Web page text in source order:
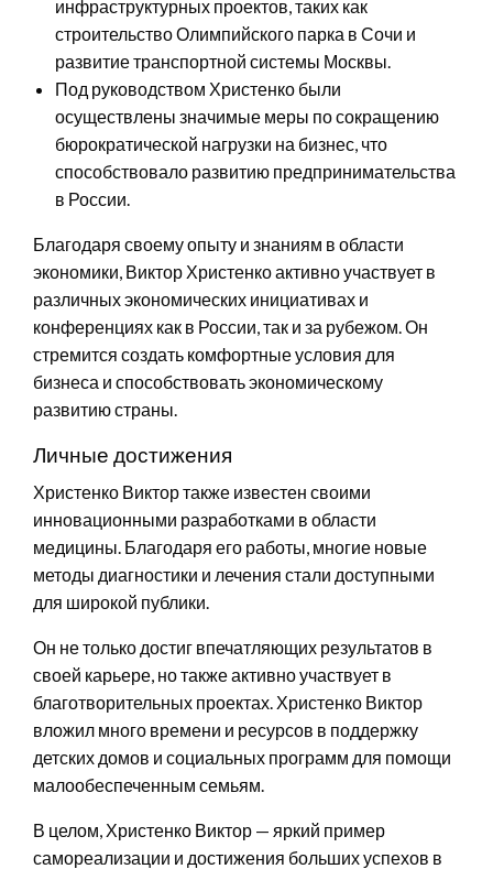
инфраструктурных проектов, таких как
строительство Олимпийского парка в Сочи и
развитие транспортной системы Москвы.
Под руководством Христенко были
осуществлены значимые меры по сокращению
бюрократической нагрузки на бизнес, что
способствовало развитию предпринимательства
в России.
Благодаря своему опыту и знаниям в области
экономики, Виктор Христенко активно участвует в
различных экономических инициативах и
конференциях как в России, так и за рубежом. Он
стремится создать комфортные условия для
бизнеса и способствовать экономическому
развитию страны.
Личные достижения
Христенко Виктор также известен своими
инновационными разработками в области
медицины. Благодаря его работы, многие новые
методы диагностики и лечения стали доступными
для широкой публики.
Он не только достиг впечатляющих результатов в
своей карьере, но также активно участвует в
благотворительных проектах. Христенко Виктор
вложил много времени и ресурсов в поддержку
детских домов и социальных программ для помощи
малообеспеченным семьям.
В целом, Христенко Виктор — яркий пример
самореализации и достижения больших успехов в